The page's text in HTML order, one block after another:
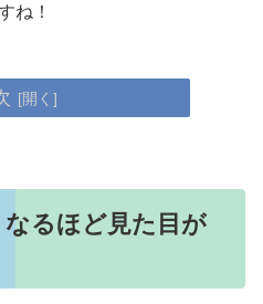
ね！
るほど見た目が